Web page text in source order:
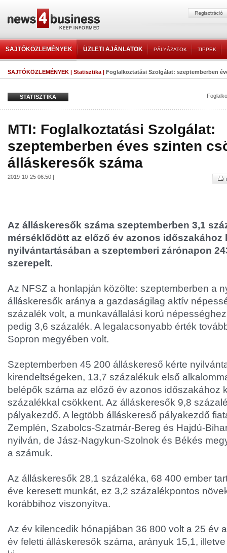
SAJTÓKÖZLEMÉNYEK ÜZLETI AJÁNLATOK PÁLYÁZATOK TIPPEK
SAJTÓKÖZLEMÉNYEK | Statisztika | Foglalkoztatási Szolgálat: szeptemberben
STATISZTIKA
MTI: Foglalkoztatási Szolgálat:
szeptemberben éves szinten
álláskeresők száma
2019-10-25 06:50 |
Az álláskeresők száma szeptemberben 3,1
mérséklődött az előző év azonos időszakához
nyilvántartásában a szeptemberi zárónapon
szerepelt.
Az NFSZ a honlapján közölte: szeptemberben a
álláskeresők aránya a gazdaságilag aktív
százalék volt, a munkavállalási korú
pedig 3,6 százalék. A legalacsonyabb érték
Sopron megyében volt.
Szeptemberben 45 200 álláskereső kérte
kirendeltségeken, 13,7 százalékuk első
belépők száma az előző év azonos időszakához
százalékkal csökkent. Az álláskeresők 9,8
pályakezdő. A legtöbb álláskereső pályakezdő
Zemplén, Szabolcs-Szatmár-Bereg és Hajdú-
nyilván, de Jász-Nagykun-Szolnok és Békés
a számuk.
Az álláskeresők 28,1 százaléka, 68 400 ember
éve keresett munkát, ez 3,2 százalékpontos
korábbihoz viszonyítva.
Az év kilencedik hónapjában 36 800 volt a 25 év
év feletti álláskeresők száma, arányuk 15,1,